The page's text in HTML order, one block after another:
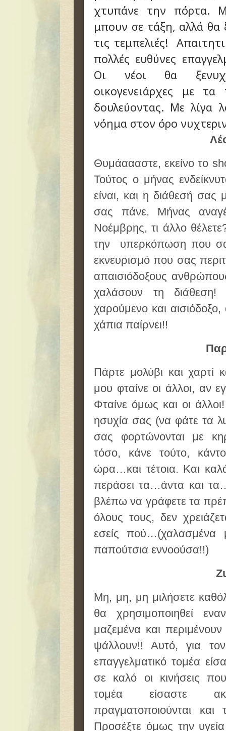
χτυπάνε την πόρτα.
μπουν σε τάξη, αλλά θα
τις τεμπελιές!
πολλές ευθύνες
Οι νέοι θα
οικογενειάρχες με τα
δουλεύοντας. Με λίγα
νόημα στον όρο
Θυμάαααστε, εκείνο το
Τούτος ο μήνας
είναι, και η διάθεσή σας
σας πάνε. Μήνας
Νοέμβρης, τι άλλο
την υπερκόπωση που
εκνευρισμό που σας
απαισιόδοξους
χαλάσουν τη
χαρούμενο και
χάπια παίρνει!!
Πάρτε μολύβι και χαρτί
μου φταίνε οι άλλοι, αν
Φταίνε όμως και οι
ησυχία σας (να φάτε τα
σας φορτώνονται με
τόσο, κάνε τούτο,
ώρα…και τέτοια. Και
περάσει τα…άντα και
βλέπω να γράφετε τα
όλους τους, δεν
εσείς
παπούτσια εννοούσα!!)
Μη, μη, μη μιλήσετε
θα χρησιμοποιηθεί
μαζεμένα και
ψάλλουν!! Αυτό, για τον
επαγγελματικό τομέα
σε καλό οι κινήσεις
τομέα είσαστε
πραγματοποιούνται
Προσέξτε όμως την υγεία